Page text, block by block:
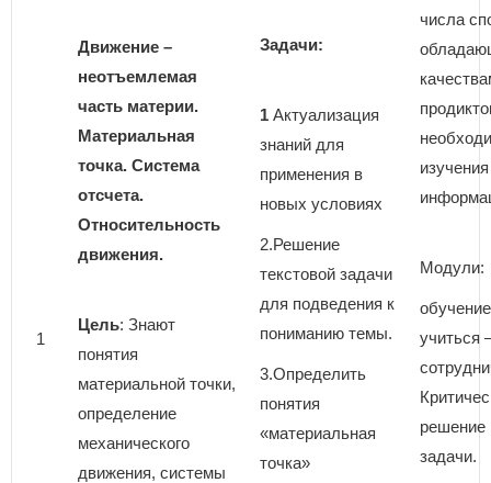
1
Движение –
неотъемлемая
часть материи.
Материальная
точка. Система
отсчета.
Относительность
движения.
Цель: Знают
понятия
материальной точки,
определение
механического
движения, системы
Задачи:
1 Актуализация
знаний для
применения в
новых условиях
2.Решение
текстовой задачи
для подведения к
пониманию темы.
3.Определить
понятия
«материальная
точка»
числа
Модули:
учиться
решение
задачи.